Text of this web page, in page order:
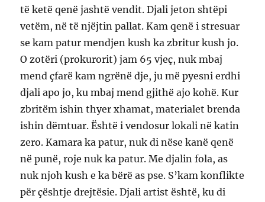
të ketë qenë jashtë vendit. Djali jeton shtëpi
vetëm, në të njëjtin pallat. Kam qenë i stresuar
se kam patur mendjen kush ka zbritur kush jo.
O zotëri (prokurorit) jam 65 vjeç, nuk mbaj
mend çfarë kam ngrënë dje, ju më pyesni erdhi
djali apo jo, ku mbaj mend gjithë ajo kohë. Kur
zbritëm ishin thyer xhamat, materialet brenda
ishin dëmtuar. Është i vendosur lokali në katin
zero. Kamara ka patur, nuk di nëse kanë qenë
në punë, roje nuk ka patur. Me djalin fola, as
nuk njoh kush e ka bërë as pse. S’kam konflikte
për çështje drejtësie. Djali artist është, ku di